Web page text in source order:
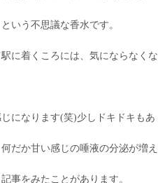
いう不思議な香水です。
に着くころには、気にならなくな
になります(笑)少しドキドキもあ
だか甘い感じの唾液の分泌が増え
事をみたことがあります。